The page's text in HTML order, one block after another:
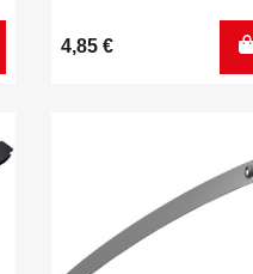
4,85 €